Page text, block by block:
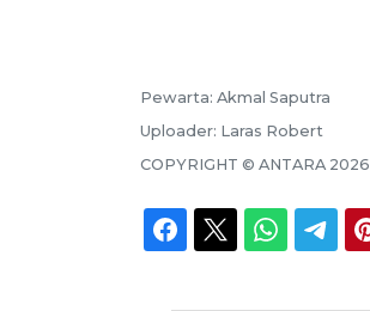
Pewarta: Akmal Saputra
Uploader: Laras Robert
COPYRIGHT © ANTARA 2026